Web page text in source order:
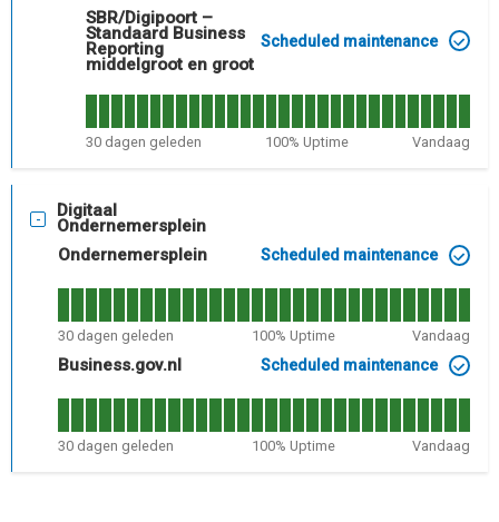
SBR/Digipoort –
Standaard Business
Reporting
middelgroot en groot
Scheduled maintenance
30 dagen geleden 100% Uptime Vandaag
Digitaal
Ondernemersplein
Ondernemersplein
Scheduled maintenance
30 dagen geleden 100% Uptime Vandaag
Business.gov.nl Scheduled maintenance
30 dagen geleden 100% Uptime Vandaag